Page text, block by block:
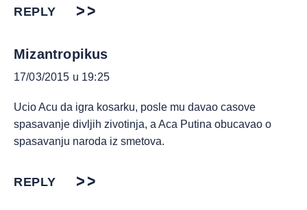
REPLY
Mizantropikus
17/03/2015 u 19:25
Ucio Acu da igra kosarku, posle mu davao casove
spasavanje divljih zivotinja, a Aca Putina obucavao o
spasavanju naroda iz smetova.
REPLY